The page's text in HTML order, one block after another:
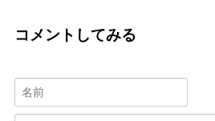
コメントしてみる